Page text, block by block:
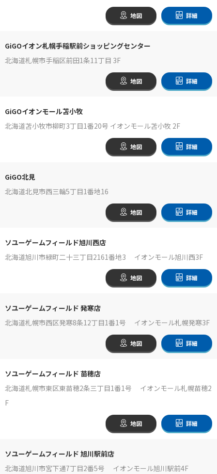
地図 詳細
GiGOイオン札幌手稲駅前ショッピングセンター
北海道札幌市手稲区前田1条11丁目 3F
地図 詳細
GiGOイオンモール苫小牧
北海道苫小牧市柳町3丁目1番20号 イオンモール苫小牧 2F
地図 詳細
GiGO北見
北海道北見市西三輪5丁目1番地16
地図 詳細
ソユーゲームフィールド旭川西店
北海道旭川市緑町二十三丁目2161番地3 イオンモール旭川西3F
地図 詳細
ソユーゲームフィールド 発寒店
北海道札幌市西区発寒8条12丁目1番1号 イオンモール札幌発寒3F
地図 詳細
ソユーゲームフィールド 苗穂店
北海道札幌市東区東苗穂2条三丁目1番1号 イオンモール札幌苗穂2
F
地図 詳細
ソユーゲームフィールド 旭川駅前店
北海道旭川市宮下通7丁目2番5号 イオンモール旭川駅前4F